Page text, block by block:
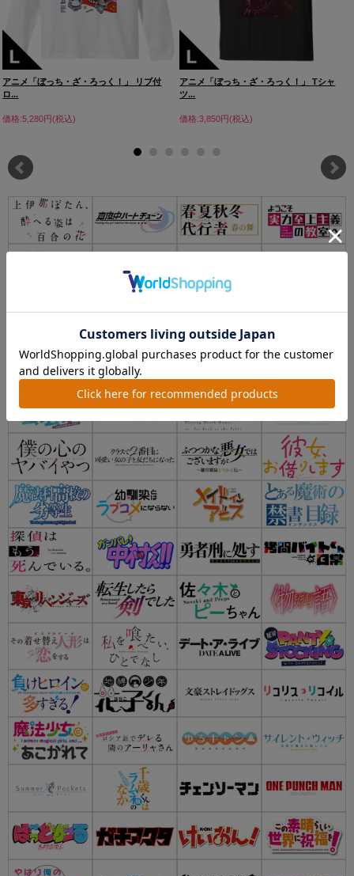
アニメ「ぼっち・ざ・ろっく！」 リブ付
ロ...
価格:5,280円(税込)
アニメ「ぼっち・ざ・ろっく！」 Tシャ
ツ...
価格:3,850円(税込)